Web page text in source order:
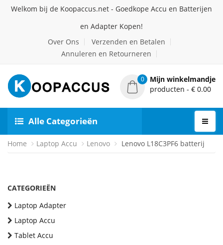
Welkom bij de Koopaccus.net - Goedkope Accu en Batterijen
en Adapter Kopen!
Over Ons
Verzenden en Betalen
Annuleren en Retourneren
0
Mijn winkelmandje
producten - € 0.00
Alle Categorieën
Home Laptop Accu Lenovo Lenovo L18C3PF6 batterij
CATEGORIEËN
Laptop Adapter
Laptop Accu
Tablet Accu